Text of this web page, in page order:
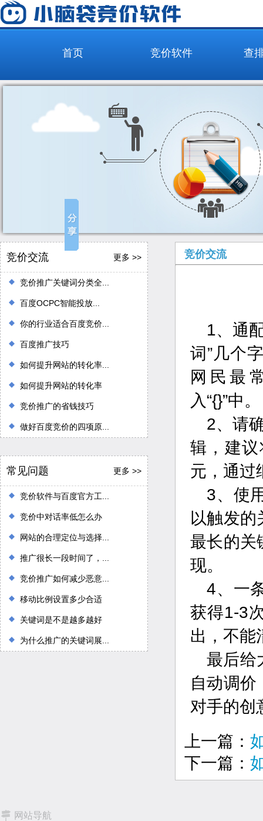
首页 竞价软件 查
竞价交流 更多 >>
竞价推广关键词分类全...
百度OCPC智能投放...
你的行业适合百度竞价...
百度推广技巧
如何提升网站的转化率...
如何提升网站的转化率
竞价推广的省钱技巧
做好百度竞价的四项原...
常见问题 更多 >>
竞价软件与百度官方工...
竞价中对话率低怎么办
网站的合理定位与选择...
推广很长一段时间了，...
竞价推广如何减少恶意...
移动比例设置多少合适
关键词是不是越多越好
为什么推广的关键词展...
竞价交流
1、通
词”几个
网民最
入“{}”中。
2、请
辑，建
元，通过
3、使
以触发
最长的关
现。
4、一
获得1-3
出，不能
最后给
自动调价
对手的创
上一篇：
下一篇：
网站导航